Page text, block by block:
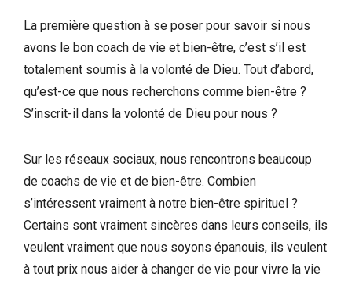
La première question à se poser pour savoir si nous
avons le bon coach de vie et bien-être, c’est s’il est
totalement soumis à la volonté de Dieu. Tout d’abord,
qu’est-ce que nous recherchons comme bien-être ?
S’inscrit-il dans la volonté de Dieu pour nous ?
Sur les réseaux sociaux, nous rencontrons beaucoup
de coachs de vie et de bien-être. Combien
s’intéressent vraiment à notre bien-être spirituel ?
Certains sont vraiment sincères dans leurs conseils, ils
veulent vraiment que nous soyons épanouis, ils veulent
à tout prix nous aider à changer de vie pour vivre la vie